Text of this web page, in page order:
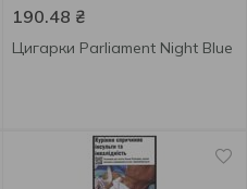
190.48 ₴
Цигарки Parliament Night Blue